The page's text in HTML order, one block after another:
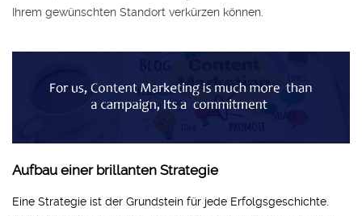
Ihrem gewünschten Standort verkürzen können.
Aufbau einer brillanten Strategie
Eine Strategie ist der Grundstein für jede Erfolgsgeschichte.